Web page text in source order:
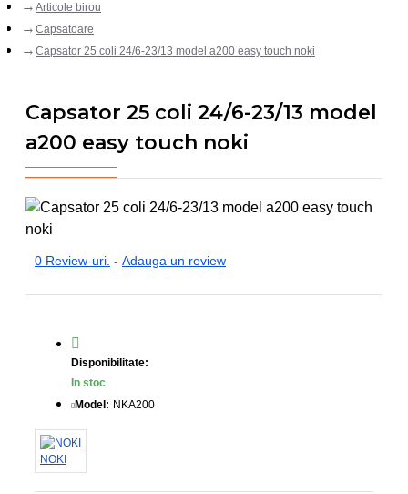
Articole birou
Capsatoare
Capsator 25 coli 24/6-23/13 model a200 easy touch noki
Capsator 25 coli 24/6-23/13 model
a200 easy touch noki
0 Review-uri. - Adauga un review
Disponibilitate:
In stoc
Model: NKA200
NOKI